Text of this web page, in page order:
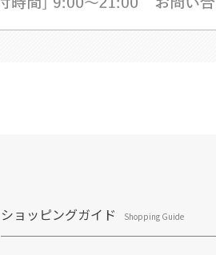
ショッピングガイド Shopping Guide